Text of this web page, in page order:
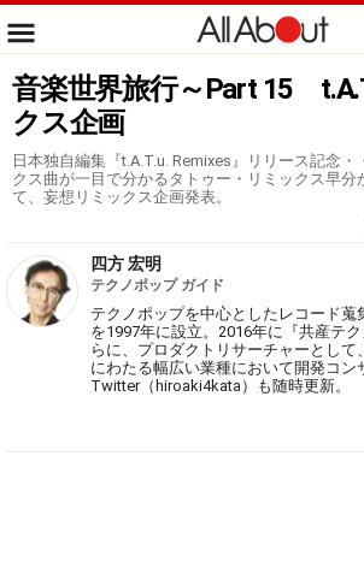
音楽世界旅行～Part 15
クス企画
日本独自編集『t.A.T.u. Remixes』リリース記念
クス曲が一目で分かるタトゥー・リミックス早分
て、妄想リミックス企画発表。
四方 宏明
テクノポップ ガイド
テクノポップを中心としたレコード蒐
を1997年に設立。2016年に『共産テ
らに、プロダクトリサーチャーとし
にわたる幅広い業種において開発コン
Twitter（hiroaki4kata）も随時更新。